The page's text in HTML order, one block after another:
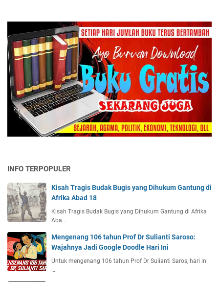
INFO TERPOPULER
Kisah Tragis Budak Bugis yang Dihukum Gantung di
Afrika Abad 18
Kisah Tragis Budak Bugis yang Dihukum Gantung di Afrika
Aba…
Mengenang 106 tahun Prof Dr Sulianti Saroso:
Wajahnya Jadi Google Doodle Hari Ini
Untuk mengenang 106 tahun Prof Dr Sulianti Saros, hari ini
…